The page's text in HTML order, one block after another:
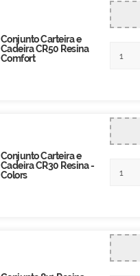
Conjunto Carteira e
Cadeira CR50 Resina
Comfort
Conjunto Carteira e
Cadeira CR30 Resina -
Colors